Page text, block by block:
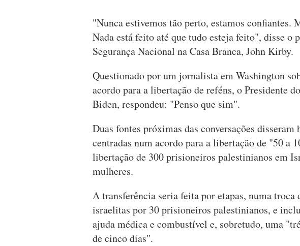
"Nunca estivemos tão perto, estamos confiantes.
Nada está feito até que tudo esteja feito", disse o
Segurança Nacional na Casa Branca, John Kirby.
Questionado por um jornalista em Washington
acordo para a libertação de reféns, o Presidente
Biden, respondeu: "Penso que sim".
Duas fontes próximas das conversações disseram
centradas num acordo para a libertação de "50 a
libertação de 300 prisioneiros palestinianos em
mulheres.
A transferência seria feita por etapas, numa troca
israelitas por 30 prisioneiros palestinianos, e
ajuda médica e combustível e, sobretudo, uma
de cinco dias".